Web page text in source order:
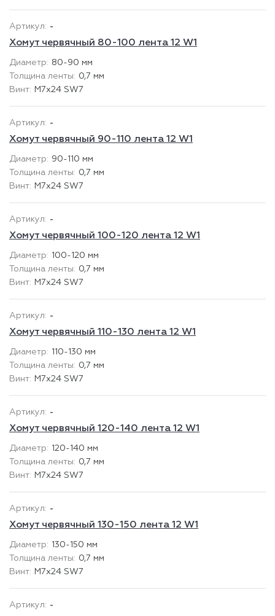
-
Хомут червячный 80-100 лента 12 W1
80-90 мм
0,7 мм
М7х24 SW7
-
Хомут червячный 90-110 лента 12 W1
90-110 мм
0,7 мм
М7х24 SW7
-
Хомут червячный 100-120 лента 12 W1
100-120 мм
0,7 мм
М7х24 SW7
-
Хомут червячный 110-130 лента 12 W1
110-130 мм
0,7 мм
М7х24 SW7
-
Хомут червячный 120-140 лента 12 W1
120-140 мм
0,7 мм
М7х24 SW7
-
Хомут червячный 130-150 лента 12 W1
130-150 мм
0,7 мм
М7х24 SW7
-